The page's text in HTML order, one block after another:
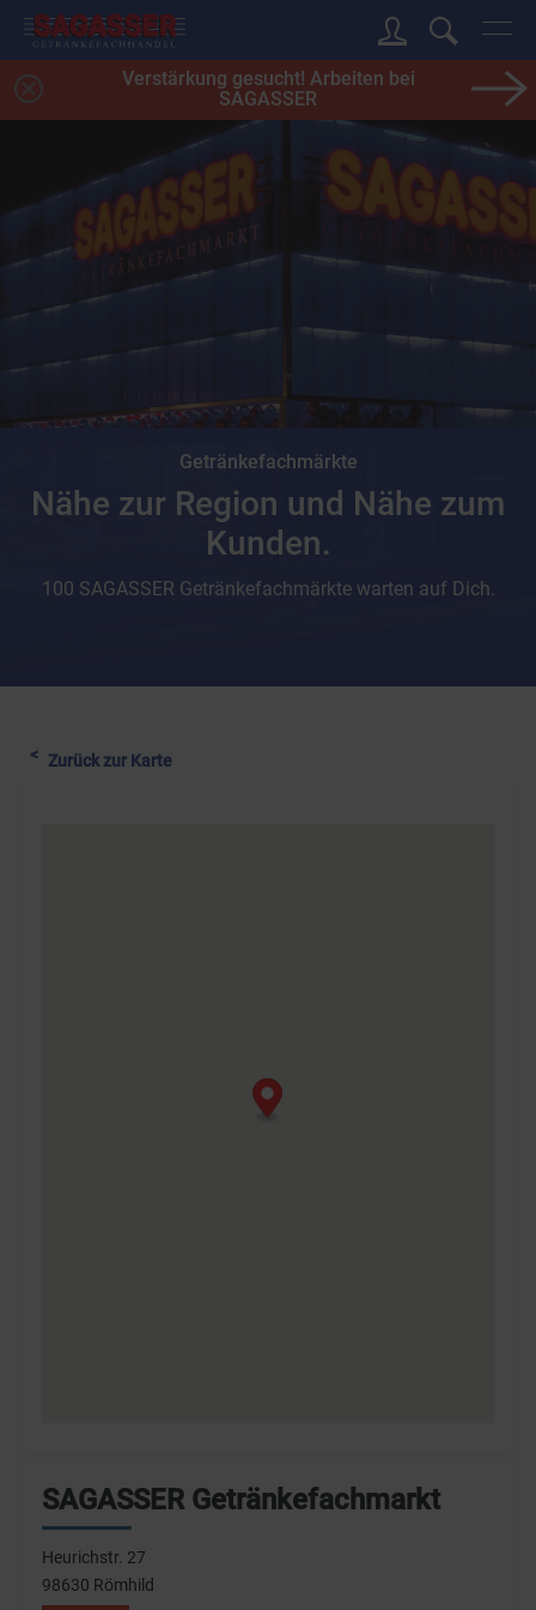
Verstärkung gesucht! Arbeiten bei
SAGASSER
Getränkefachmärkte
Nähe zur Region und Nähe zum
Kunden.
100 SAGASSER Getränkefachmärkte warten auf Dich.
Zurück zur Karte
SAGASSER Getränkefachmarkt
Heurichstr. 27
98630 Römhild